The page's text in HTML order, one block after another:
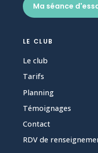
Ma séance
LE CLUB
Le club
Tarifs
Planning
Témoignages
Contact
RDV de